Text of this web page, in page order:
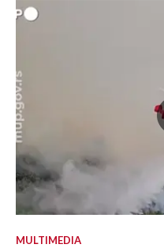
MULTIMEDIA